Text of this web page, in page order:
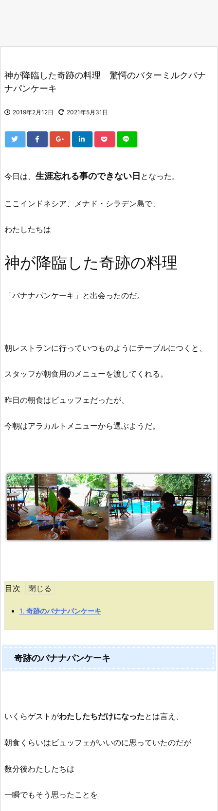
神が降臨した奇跡の料理 驚愕のバターミルクバナ
ナパンケーキ
2019年2月12日 2021年5月31日
今日は、 生涯忘れる事のできない日 となった。
ここインドネシア、メナド・シラデン島で、
わたしたちは
神が降臨 した奇跡の料理
「バナナパンケーキ」と出会ったのだ。
朝レストランに行っていつものようにテーブルにつくと、
スタッフが朝食用のメニューを渡してくれる。
昨日の朝食はビュッフェだったが、
今朝はアラカルトメニューから選ぶようだ。
目次
1. 奇跡のバナナパンケーキ
奇跡のバナナパンケーキ
いくらゲストがわたしたちだけになったとは言え、
朝食くらいはビュッフェがいいのに思っていたのだが
数分後わたしたちは
一瞬でもそう思ったことを